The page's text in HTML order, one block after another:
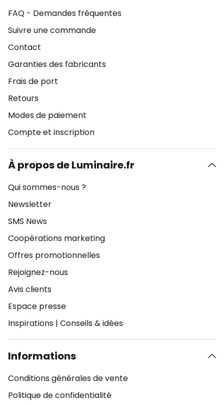
FAQ - Demandes fréquentes
Suivre une commande
Contact
Garanties des fabricants
Frais de port
Retours
Modes de paiement
Compte et inscription
À propos de Luminaire.fr
Qui sommes-nous ?
Newsletter
SMS News
Coopérations marketing
Offres promotionnelles
Rejoignez-nous
Avis clients
Espace presse
Inspirations | Conseils & idées
Informations
Conditions générales de vente
Politique de confidentialité